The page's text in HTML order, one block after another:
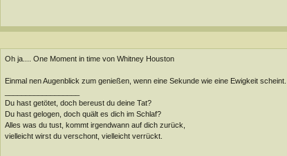
Oh ja.... One Moment in time von Whitney Houston
Einmal nen Augenblick zum genießen, wenn eine Sekunde wie eine Ewigkeit scheint.
Du hast getötet, doch bereust du deine Tat?
Du hast gelogen, doch quält es dich im Schlaf?
Alles was du tust, kommt irgendwann auf dich zurück,
vielleicht wirst du verschont, vielleicht verrückt.